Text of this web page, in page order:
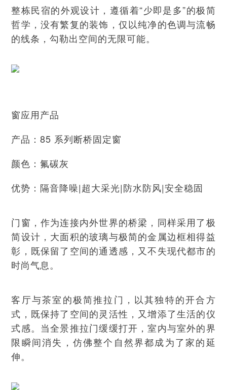
整栋民宿的外观设计，遵循着“少即是多”的极简
哲学，没有繁复的装饰，仅以纯净的色调与流畅
的线条，勾勒出空间的无限可能。
窗应用产品
产品：85 系列断桥固定窗
颜色：氟碳灰
优势：隔音降噪|超大采光|防水防风|安全稳固
门窗，作为连接内外世界的桥梁，同样采用了极
简设计，大面积的玻璃与极简的金属边框相得益
彰，既保留了空间的通透感，又不失现代都市的
时尚气息。
客厅与茶室的极简推拉门，以其独特的开合方
式，既保持了空间的灵活性，又增添了生活的仪
式感。当全景推拉门缓缓打开，室内与室外的界
限瞬间消失，仿佛整个自然界都成为了家的延
伸。